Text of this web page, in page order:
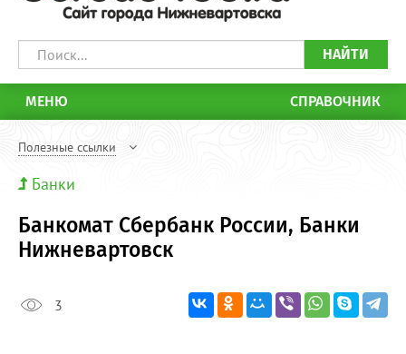
НАЙТИ
МЕНЮ СПРАВОЧНИК
Полезные ссылки
Банки
Банкомат Сбербанк России, Банки
Нижневартовск
3